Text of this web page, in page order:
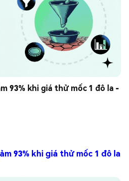
93% khi giá thử mốc 1 đô la -
93% khi giá thử mốc 1 đô la